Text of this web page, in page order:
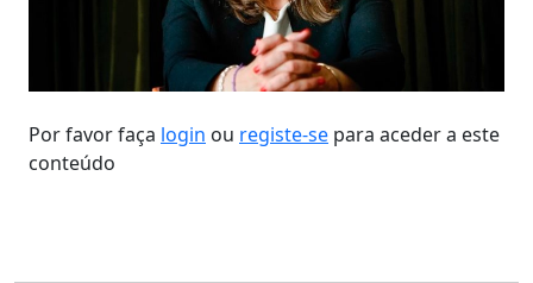
Por favor faça login ou registe-se para aceder a este
conteúdo